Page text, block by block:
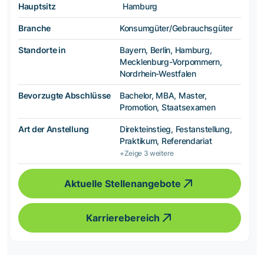
Hauptsitz Hamburg
Branche Konsumgüter/Gebrauchsgüter
Standorte in
Bayern, Berlin, Hamburg,
Mecklenburg-Vorpommern,
Nordrhein-Westfalen
Bevorzugte Abschlüsse
Bachelor, MBA, Master,
Promotion, Staatsexamen
Art der Anstellung
Direkteinstieg, Festanstellung,
Praktikum, Referendariat
+Zeige 3 weitere
Aktuelle Stellenangebote
Karrierebereich